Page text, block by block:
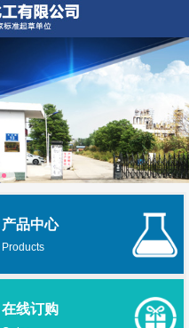
产品中心
Products
在线订购